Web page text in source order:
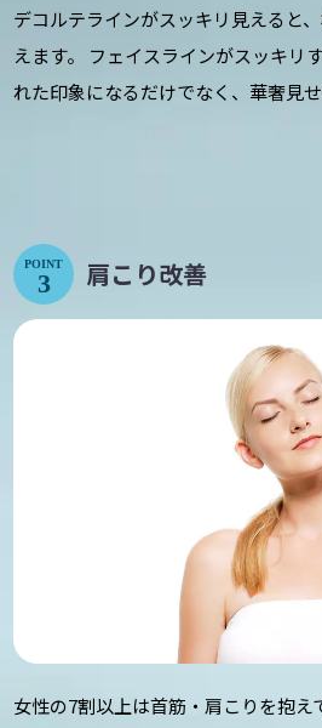
デコルテラインがスッキリ見えると
えます。 フェイスラインがスッキリ
れた印象になるだけでなく、華奢見
女性の7割以上は首筋・肩こりを抱え
POINT
3 肩こり改善